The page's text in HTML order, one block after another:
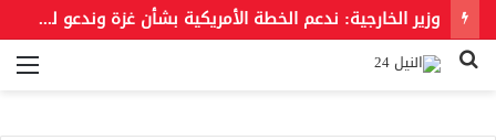
وزير الخارجية: ندعم الخطة الأمريكية بشأن غزة وندعو للحفاظ على الهوية العربية للقدس الشرقية
بحث